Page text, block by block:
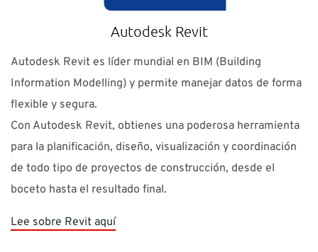
Autodesk Revit
Autodesk Revit es líder mundial en BIM (Building
Information Modelling) y permite manejar datos de forma
flexible y segura.
Con Autodesk Revit, obtienes una poderosa herramienta
para la planificación, diseño, visualización y coordinación
de todo tipo de proyectos de construcción, desde el
boceto hasta el resultado final.
Lee sobre Revit aquí